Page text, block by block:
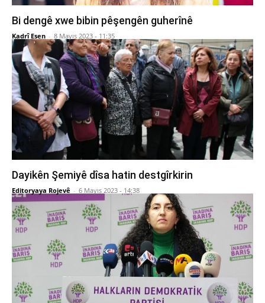
Bi dengê xwe bibin pêşengên guherînê
Kadrî Esen - 8 Mayıs 2023 - 11:35
Dayikên Şemiyê dîsa hatin destgîrkirin
Editoryaya Rojevê - 6 Mayıs 2023 - 14:38